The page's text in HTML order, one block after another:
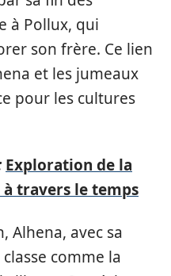
à Pollux, qui
son frère. Ce lien
et les jumeaux
pour les cultures
Exploration de la
travers le temps
Alhena, avec sa
comme la